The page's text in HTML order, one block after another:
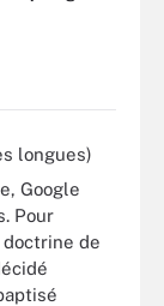
longues)
Google
Pour
de